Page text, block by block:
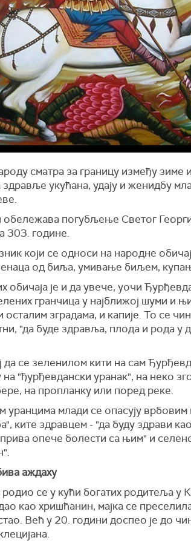
сматра за границу између зиме
здравље укућана, удају и женидбу
обележава погубљење Светог
303. године.
који се односи на народне
од биља, умивање биљем,
обичаја је и да увече, уочи
гранчица у најближој шуми и
зградама, и капије. То се
"да буде здравља, плода и рода у
да се зеленилом кити на сам
"ђурђевдански уранак", на неко
на пропланку или поред реке.
уранцима млади се опасују врбовим
ките здравцем - "да буду здрави
опече болести са њим" и
аждаху
се у кући богатих родитеља у
као хришћанин, мајка се
Већ у 20. години доспео је до